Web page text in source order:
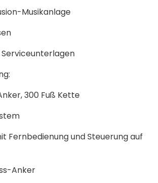
Musikanlage
300 Fuß Kette
Fernbedienung und Steuerung auf
Anker